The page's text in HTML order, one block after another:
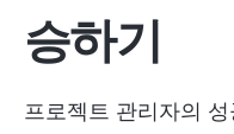
승하기
프로젝트 관리자의